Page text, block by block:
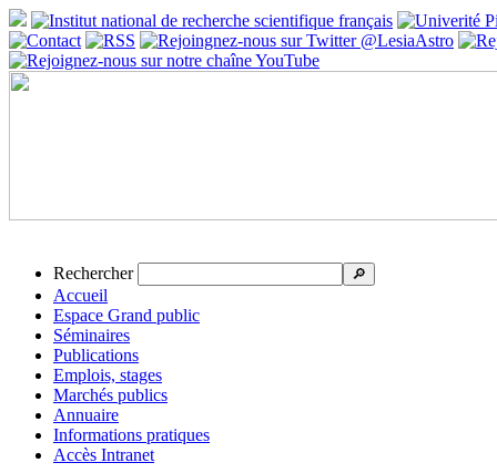
Rechercher 🔎
Accueil
Espace Grand public
Séminaires
Publications
Emplois, stages
Marchés publics
Annuaire
Informations pratiques
Accès Intranet